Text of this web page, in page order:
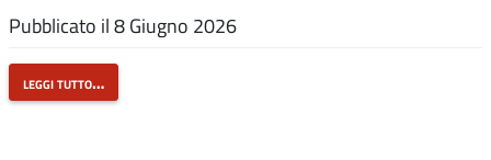
Pubblicato il 8 Giugno 2026
leggi tutto…